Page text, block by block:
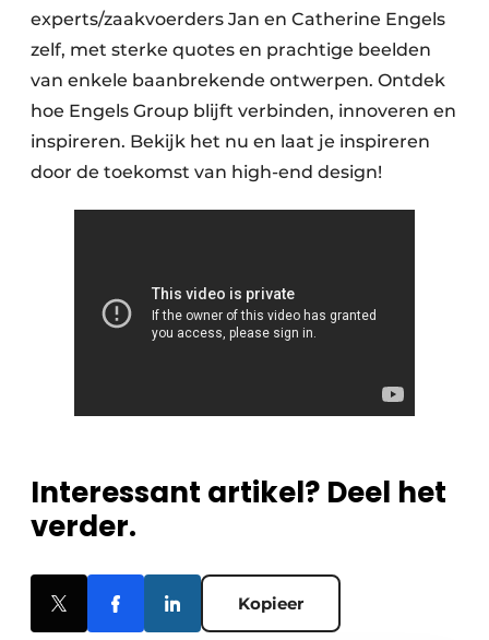
experts/zaakvoerders Jan en Catherine Engels
zelf, met sterke quotes en prachtige beelden
van enkele baanbrekende ontwerpen. Ontdek
hoe Engels Group blijft verbinden, innoveren en
inspireren. Bekijk het nu en laat je inspireren
door de toekomst van high-end design!
Interessant artikel? Deel het
verder.
Kopieer